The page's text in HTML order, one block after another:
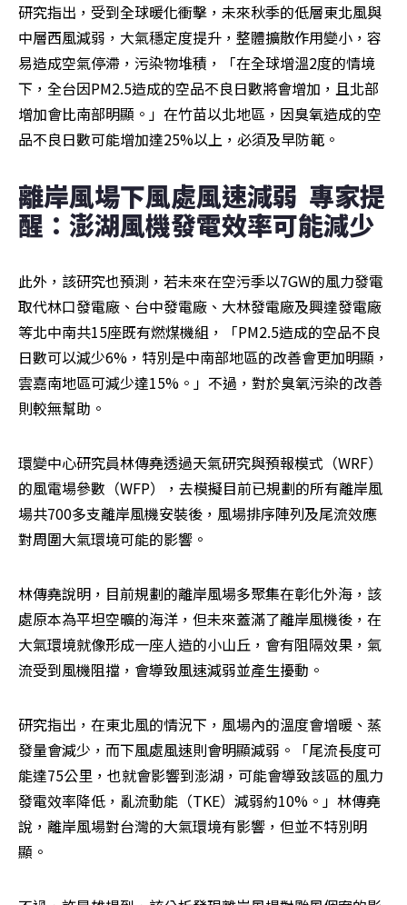
研究指出，受到全球暖化衝擊，未來秋季的低層東北風與
中層西風減弱，大氣穩定度提升，整體擴散作用變小，容
易造成空氣停滯，污染物堆積，「在全球增溫2度的情境
下，全台因PM2.5造成的空品不良日數將會增加，且北部
增加會比南部明顯。」在竹苗以北地區，因臭氧造成的空
品不良日數可能增加達25%以上，必須及早防範。
離岸風場下風處風速減弱  專家提
醒：澎湖風機發電效率可能減少
此外，該研究也預測，若未來在空污季以7GW的風力發電
取代林口發電廠、台中發電廠、大林發電廠及興達發電廠
等北中南共15座既有燃煤機組，「PM2.5造成的空品不良
日數可以減少6%，特別是中南部地區的改善會更加明顯，
雲嘉南地區可減少達15%。」不過，對於臭氧污染的改善
則較無幫助。
環變中心研究員林傳堯透過天氣研究與預報模式（WRF）
的風電場參數（WFP），去模擬目前已規劃的所有離岸風
場共700多支離岸風機安裝後，風場排序陣列及尾流效應
對周圍大氣環境可能的影響。
林傳堯說明，目前規劃的離岸風場多聚集在彰化外海，該
處原本為平坦空曠的海洋，但未來蓋滿了離岸風機後，在
大氣環境就像形成一座人造的小山丘，會有阻隔效果，氣
流受到風機阻擋，會導致風速減弱並產生擾動。
研究指出，在東北風的情況下，風場內的溫度會增暖、蒸
發量會減少，而下風處風速則會明顯減弱。「尾流長度可
能達75公里，也就會影響到澎湖，可能會導致該區的風力
發電效率降低，亂流動能（TKE）減弱約10%。」林傳堯
說，離岸風場對台灣的大氣環境有影響，但並不特別明
顯。